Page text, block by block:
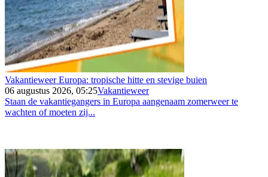
Vakantieweer Europa: tropische hitte en stevige buien
06 augustus 2026, 05:25Vakantieweer
Staan de vakantiegangers in Europa aangenaam zomerweer te
wachten of moeten zij...